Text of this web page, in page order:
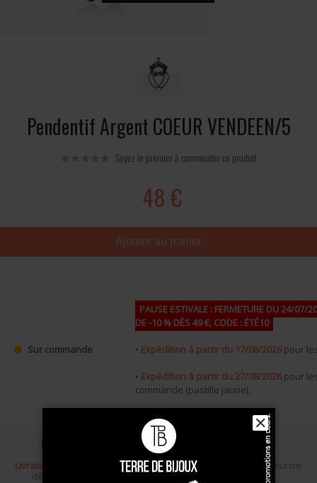
Pendentif Argent COEUR VENDEEN/5
Soyez le premier à commenter ce produit
48 €
Ajouter au panier
Sur commande
PAUSE ESTIVALE : FERMETURE DU 24/07/
DE -10 % DÈS 49 €, CODE : ÉTÉ10
• Expédition à partir du 17/08/2026 pour
• Expédition à partir du 27/08/2026 pour
commande (pastille jaune),
Livraison gratuite
dès 100 €
Écrin cadeau Paiement sécurisé
✕